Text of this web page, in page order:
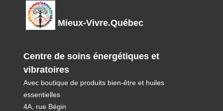
Mieux-Vivre.Québec
Centre de soins énergétiques et
vibratoires
Avec boutique de produits bien-être et huiles
essentielles
4A, rue Bégin